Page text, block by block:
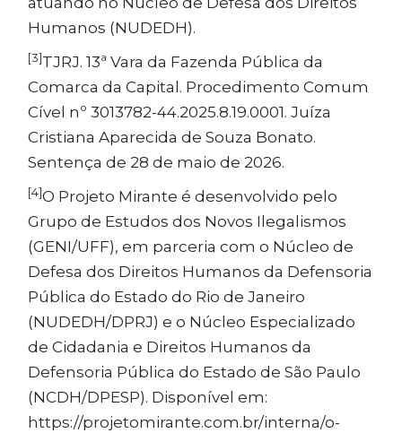
Humanos (NUDEDH).
[3]TJRJ. 13ª Vara da Fazenda Pública da
Comarca da Capital. Procedimento Comum
Cível nº 3013782-44.2025.8.19.0001. Juíza
Cristiana Aparecida de Souza Bonato.
Sentença de 28 de maio de 2026.
[4]O Projeto Mirante é desenvolvido pelo
Grupo de Estudos dos Novos Ilegalismos
(GENI/UFF), em parceria com o Núcleo de
Defesa dos Direitos Humanos da Defensoria
Pública do Estado do Rio de Janeiro
(NUDEDH/DPRJ) e o Núcleo Especializado
de Cidadania e Direitos Humanos da
Defensoria Pública do Estado de São Paulo
(NCDH/DPESP). Disponível em:
https://projetomirante.com.br/interna/o-